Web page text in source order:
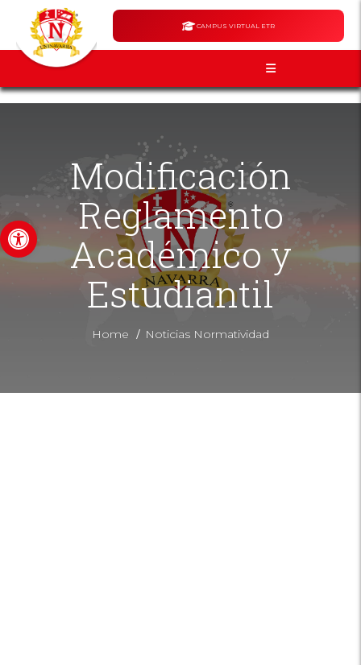
Abrir barra de herramientas
CAMPUS VIRTUAL ETR
Modificación
Reglamento
Académico y
Estudiantil
Home / Noticias Normatividad